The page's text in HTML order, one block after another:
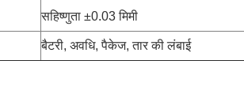
सहिष्णुता ±0.03 मिमी
बैटरी, अवधि, पैकेज, तार की लंबाई